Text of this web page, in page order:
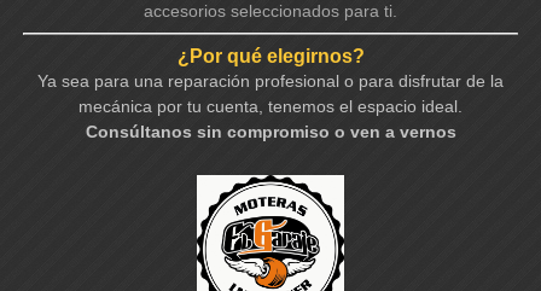
accesorios seleccionados para ti.
¿Por qué elegirnos?
Ya sea para una reparación profesional o para disfrutar de la
mecánica por tu cuenta, tenemos el espacio ideal.
Consúltanos sin compromiso o ven a vernos